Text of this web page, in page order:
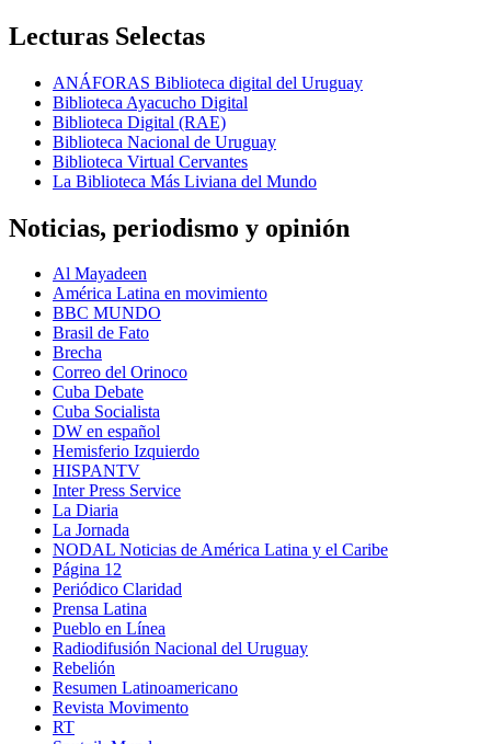
Lecturas Selectas
ANÁFORAS Biblioteca digital del Uruguay
Biblioteca Ayacucho Digital
Biblioteca Digital (RAE)
Biblioteca Nacional de Uruguay
Biblioteca Virtual Cervantes
La Biblioteca Más Liviana del Mundo
Noticias, periodismo y opinión
Al Mayadeen
América Latina en movimiento
BBC MUNDO
Brasil de Fato
Brecha
Correo del Orinoco
Cuba Debate
Cuba Socialista
DW en español
Hemisferio Izquierdo
HISPANTV
Inter Press Service
La Diaria
La Jornada
NODAL Noticias de América Latina y el Caribe
Página 12
Periódico Claridad
Prensa Latina
Pueblo en Línea
Radiodifusión Nacional del Uruguay
Rebelión
Resumen Latinoamericano
Revista Movimento
RT